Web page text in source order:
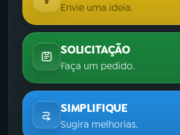
Envie uma ideia.
SOLICITAÇÃO
Faça um pedido.
SIMPLIFIQUE
Sugira melhorias.